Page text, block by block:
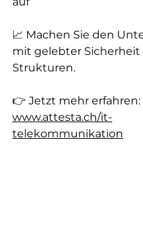
📈 Machen Sie den
mit gelebter Sicherheit
Strukturen.
👉 Jetzt mehr erfahren:
www.attesta.ch/it-
telekommunikation